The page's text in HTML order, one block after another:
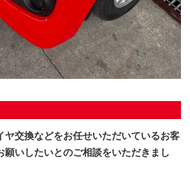
ヤ交換などをお任せいただいているお客
願いしたいとのご相談をいただきまし